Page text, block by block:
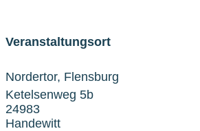
Veranstaltungsort
Nordertor, Flensburg
Ketelsenweg 5b
24983
Handewitt